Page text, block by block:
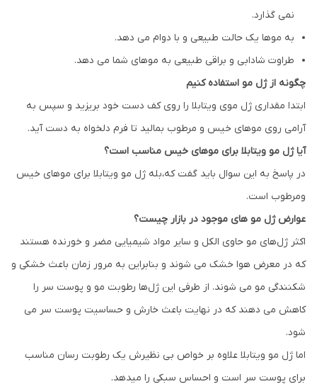
نمی گذارد.
به موها یک حالت طبیعی و با دوام می دهد.
طراوت شادابی و براقی طبیعی به موهای شما می دهد.
چگونه از ژل مو استفاده کنیم
ابتدا مقداری ژل موی ویتابلا را روی کف دست خود بریزید و سپس به
آرامی روی موهای خیس و مرطوب بمالید تا فرم دلخواه به دست آید.
آیا ژل مو ویتابلا برای موهای خیس مناسب است؟
در پاسخ به این سوال باید گفت که،بله ژل مو ویتابلا برای موهای خیس
ومرطوب است.
عوارض ژل مو های موجود در بازار چیست؟
اکثر ژل‌های مو حاوی الکل و سایر مواد شیمیایی مضر و خورنده هستند
که در معرض هوا خشک می شوند و بنابراین به مرور زمان باعث خشکی و
شکنندگی مو می شوند. از طرفی این ژل‌ها رطوبت مو و پوست سر را
کاهش می دهند که در نهایت باعث خارش و حساسیت پوست سر می
شود.
اما ژل مو ویتابلا علاوه بر خواص بی نظیرش یک رطوبت رسان مناسب
برای پوست سر است و احساس سبکی را میدهد.